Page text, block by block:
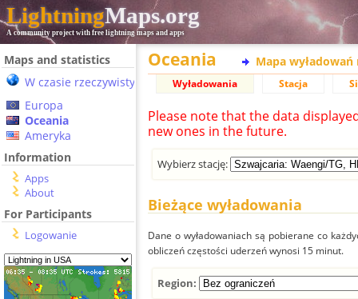
LightningMaps.org
A community project with free lightning maps and apps
Maps and statistics
W czasie rzeczywistym
Europa
Oceania
Ameryka
Information
Apps
About
For Participants
Logowanie
Oceania Mapa wyładowań
Wyładowania Stacja
Please note that the data
new ones in the future.
Wybierz stację:
Bieżące wyładowania
Dane o wyładowaniach są pobierane co
obliczeń częstości uderzeń wynosi 15 minut.
Region: